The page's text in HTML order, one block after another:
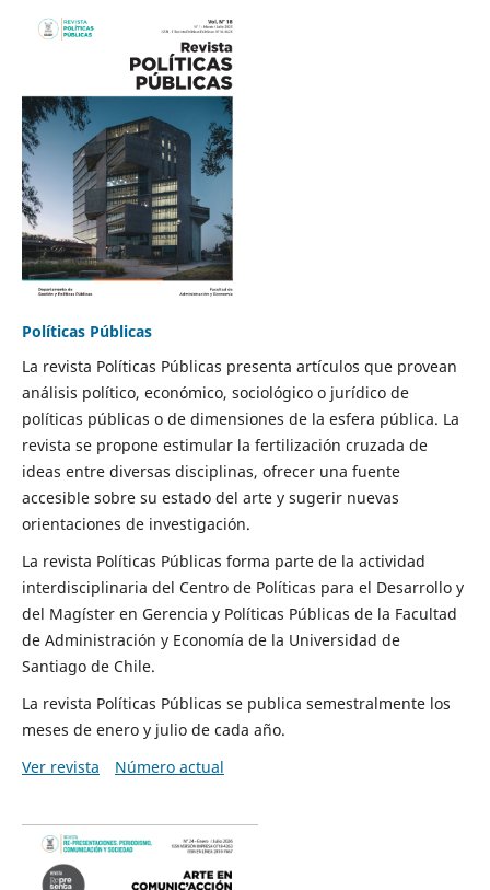
Políticas Públicas
La revista Políticas Públicas presenta artículos que provean
análisis político, económico, sociológico o jurídico de
políticas públicas o de dimensiones de la esfera pública. La
revista se propone estimular la fertilización cruzada de
ideas entre diversas disciplinas, ofrecer una fuente
accesible sobre su estado del arte y sugerir nuevas
orientaciones de investigación.
La revista Políticas Públicas forma parte de la actividad
interdisciplinaria del Centro de Políticas para el Desarrollo y
del Magíster en Gerencia y Políticas Públicas de la Facultad
de Administración y Economía de la Universidad de
Santiago de Chile.
La revista Políticas Públicas se publica semestralmente los
meses de enero y julio de cada año.
Ver revista
Número actual